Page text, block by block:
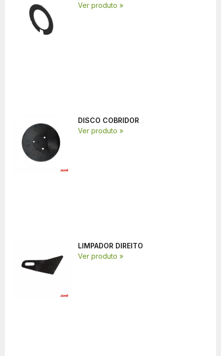
Ver produto »
DISCO COBRIDOR
Ver produto »
LIMPADOR DIREITO
Ver produto »